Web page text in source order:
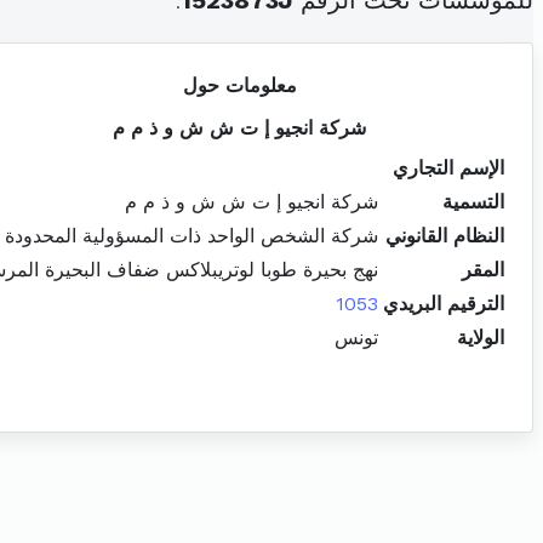
معلومات حول
شركة انجيو إ ت ش ش و ذ م م
الإسم التجاري
التسمية
شركة انجيو إ ت ش ش و ذ م م
النظام القانوني شركة الشخص الواحد ذات المسؤولية المحدودة
المقر
نهج بحيرة طوبا لوتريبلاكس ضفاف البحيرة
الترقيم البريدي 1053
الولاية
تونس